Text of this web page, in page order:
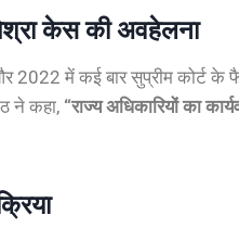
केस की अवहेलना
में कई बार सुप्रीम कोर्ट के
ने कहा, “राज्य अधिकारियों का